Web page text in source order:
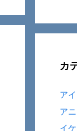
カ
ア
ア
イ